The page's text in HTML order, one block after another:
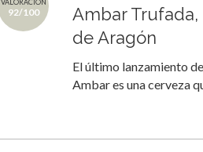
92/100
Ambar
de Aragón
El último lanzamiento
Ambar es una cerveza